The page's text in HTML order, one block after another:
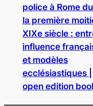
police à Rome
la première
XIXe siècle :
influence
et modèles
ecclésiastiques |
open edition